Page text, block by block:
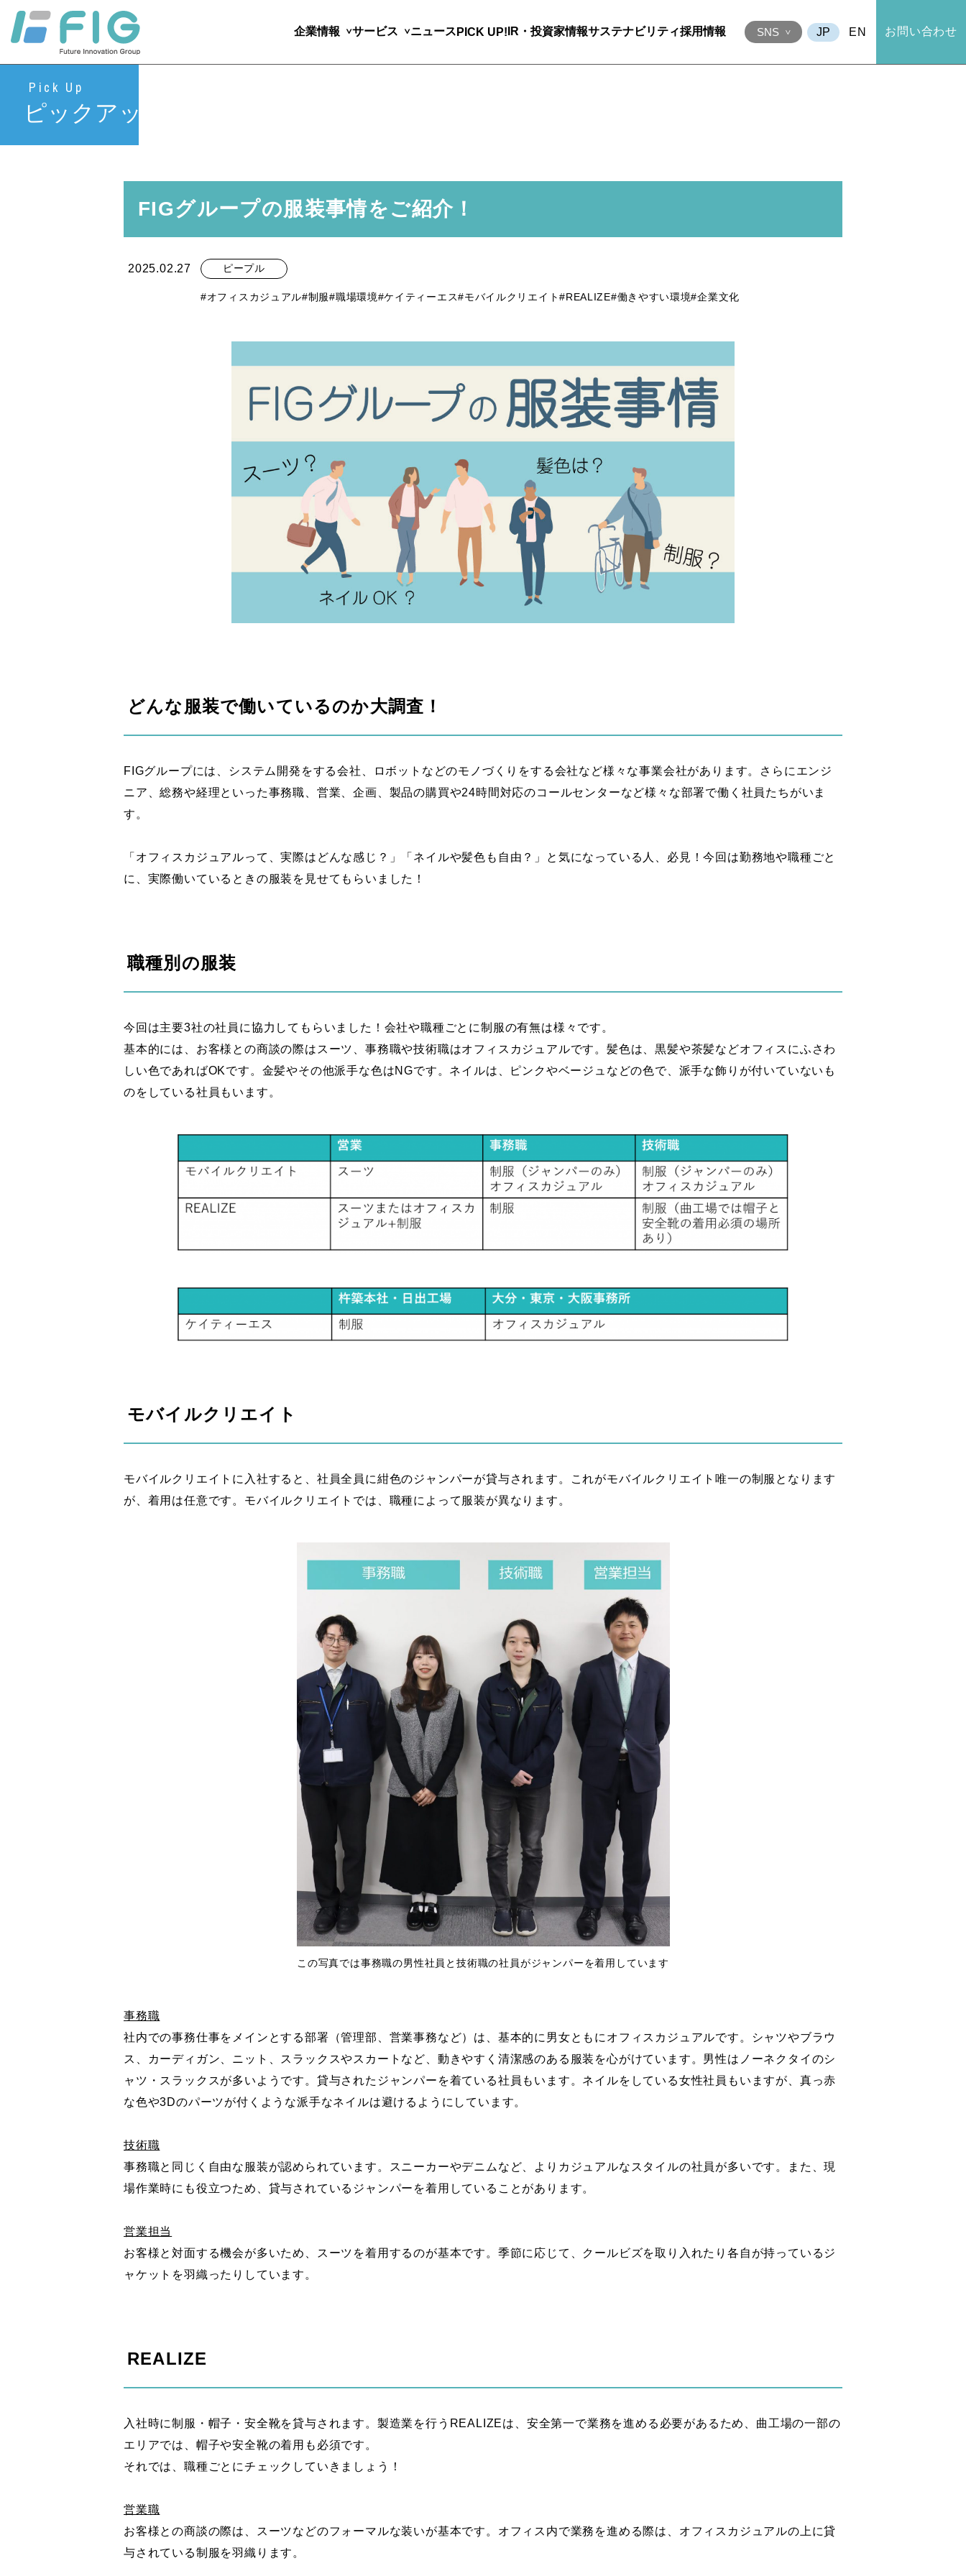
SNS EN お問い合わせ
企業情報 サービス ニュース PICK UP! IR・投資家情報サステナビリティ採用情報
Pick Up
ピックアップ
FIGグループの服装事情をご紹介！
2025.02.27 ピープル
#オフィスカジュアル#制服#職場環境#ケイティーエス#モバイルクリエイト#REALIZE#働きやすい環境#企業文化
どんな服装で働いているのか大調査！
FIGグループには、システム開発をする会社、ロボットなどのモノづくりをする会社など様々な事業会社があります。さらにエンジ
ニア、総務や経理といった事務職、営業、企画、製品の購買や24時間対応のコールセンターなど様々な部署で働く社員たちがいま
す。
「オフィスカジュアルって、実際はどんな感じ？」「ネイルや髪色も自由？」と気になっている人、必見！今回は勤務地や職種ごと
に、実際働いているときの服装を見せてもらいました！
職種別の服装
今回は主要3社の社員に協力してもらいました！会社や職種ごとに制服の有無は様々です。
基本的には、お客様との商談の際はスーツ、事務職や技術職はオフィスカジュアルです。髪色は、黒髪や茶髪などオフィスにふさわ
しい色であればOKです。金髪やその他派手な色はNGです。ネイルは、ピンクやベージュなどの色で、派手な飾りが付いていないも
のをしている社員もいます。
モバイルクリエイト
モバイルクリエイトに入社すると、社員全員に紺色のジャンパーが貸与されます。これがモバイルクリエイト唯一の制服となります
が、着用は任意です。モバイルクリエイトでは、職種によって服装が異なります。
この写真では事務職の男性社員と技術職の社員がジャンパーを着用しています
事務職
社内での事務仕事をメインとする部署（管理部、営業事務など）は、基本的に男女ともにオフィスカジュアルです。シャツやブラウ
ス、カーディガン、ニット、スラックスやスカートなど、動きやすく清潔感のある服装を心がけています。男性はノーネクタイのシ
ャツ・スラックスが多いようです。貸与されたジャンパーを着ている社員もいます。ネイルをしている女性社員もいますが、真っ赤
な色や3Dのパーツが付くような派手なネイルは避けるようにしています。
技術職
事務職と同じく自由な服装が認められています。スニーカーやデニムなど、よりカジュアルなスタイルの社員が多いです。また、現
場作業時にも役立つため、貸与されているジャンパーを着用していることがあります。
営業担当
お客様と対面する機会が多いため、スーツを着用するのが基本です。季節に応じて、クールビズを取り入れたり各自が持っているジ
ャケットを羽織ったりしています。
REALIZE
入社時に制服・帽子・安全靴を貸与されます。製造業を行うREALIZEは、安全第一で業務を進める必要があるため、曲工場の一部の
エリアでは、帽子や安全靴の着用も必須です。
それでは、職種ごとにチェックしていきましょう！
営業職
お客様との商談の際は、スーツなどのフォーマルな装いが基本です。オフィス内で業務を進める際は、オフィスカジュアルの上に貸
与されている制服を羽織ります。